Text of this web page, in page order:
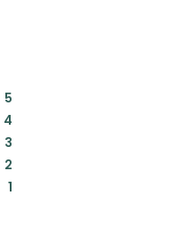
5:
4:
3:
2:
1: